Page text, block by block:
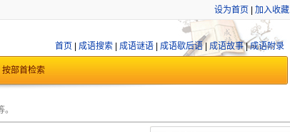
设为首页 加入收藏
首页 成语搜索| 成语谜语| 成语歇后语| 成语故事|成语附录
按部首检索